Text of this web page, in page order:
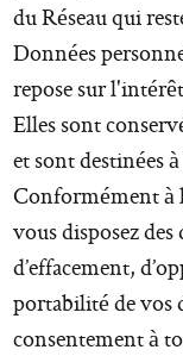
du Réseau qui
Données
repose sur
Elles sont
et sont destinées
Conformément à
vous disposez
d’effacement,
portabilité de vos
consentement à